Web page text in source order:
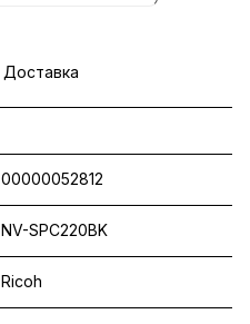
Доставка
00000052812
NV-SPC220BK
Ricoh